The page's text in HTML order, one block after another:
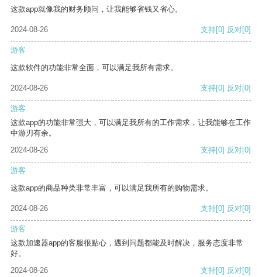
这款app就像我的财务顾问，让我能够省钱又省心。
2024-08-26 支持[0] 反对[0]
游客
这款软件的功能非常全面，可以满足我所有需求。
2024-08-26 支持[0] 反对[0]
游客
这款app的功能非常强大，可以满足我所有的工作需求，让我能够在工作
中游刃有余。
2024-08-26
支持[0] 反对[0]
游客
这款app的商品种类非常丰富，可以满足我所有的购物需求。
2024-08-26 支持[0] 反对[0]
游客
这款加速器app的客服很贴心，遇到问题都能及时解决，服务态度非常
好。
2024-08-26
支持[0] 反对[0]